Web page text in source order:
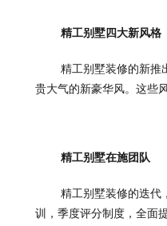
精工别墅四大新风格
精工别墅装修的新推
贵大气的新豪华风。这些
精工别墅在施团队
精工别墅装修的迭代
训，季度评分制度，全面